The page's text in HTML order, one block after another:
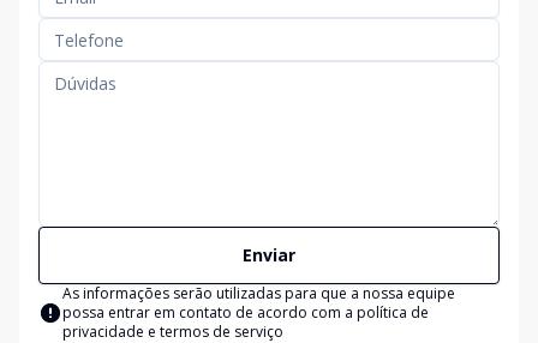
Enviar
As informações serão utilizadas para que a nossa equipe
possa entrar em contato de acordo com a política de
privacidade e termos de serviço